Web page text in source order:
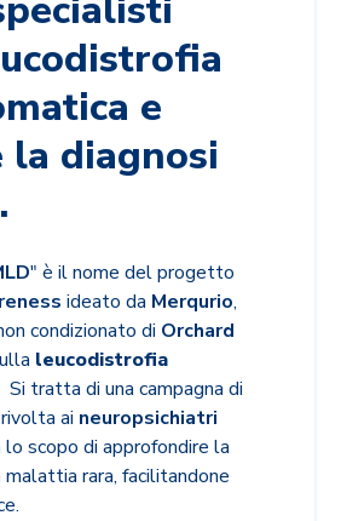
e
diagnosi
" è il nome del progetto
ideato da Merqurio,
condizionato di Orchard
leucodistrofia
Si tratta di una campagna di
ai neuropsichiatri
lo scopo di approfondire la
rara, facilitandone